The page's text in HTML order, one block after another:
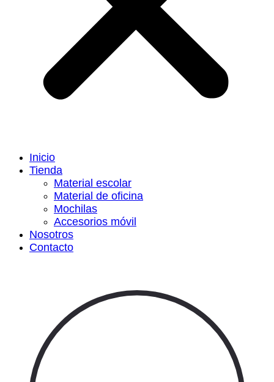
Inicio
Tienda
Material escolar
Material de oficina
Mochilas
Accesorios móvil
Nosotros
Contacto